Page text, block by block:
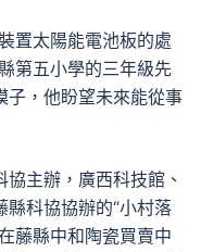
置太陽能電池板的處
第五小學的三年級先
子，他盼望未來能從事
主辦，廣西科技館、
科協協辦的“小村落
藤縣中和陶瓷買賣中